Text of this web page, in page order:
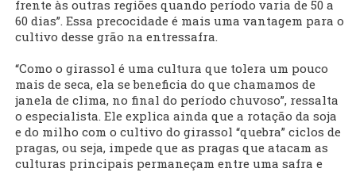
frente às outras regiões quando período varia de 50 a
60 dias”. Essa precocidade é mais uma vantagem para o
cultivo desse grão na entressafra.
“Como o girassol é uma cultura que tolera um pouco
mais de seca, ela se beneficia do que chamamos de
janela de clima, no final do período chuvoso”, ressalta
o especialista. Ele explica ainda que a rotação da soja
e do milho com o cultivo do girassol “quebra” ciclos de
pragas, ou seja, impede que as pragas que atacam as
culturas principais permaneçam entre uma safra e